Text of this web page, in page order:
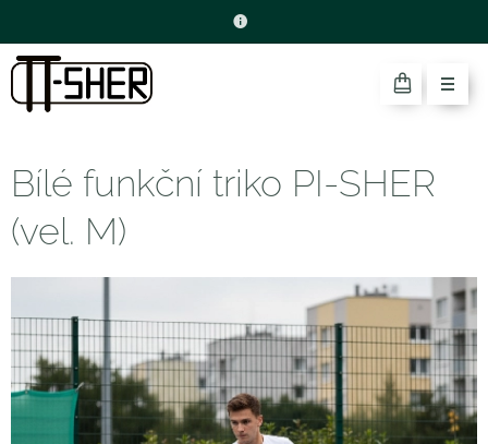
Bílé funkční triko PI-SHER
(vel. M)